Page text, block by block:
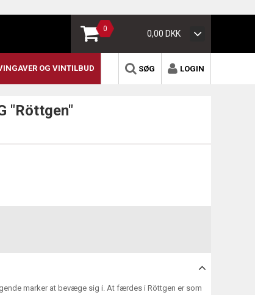
0 0,00 DKK
OG VINTILBUD LOGIN
SØG
"Röttgen"
marker at bevæge sig i. At færdes i Röttgen er som